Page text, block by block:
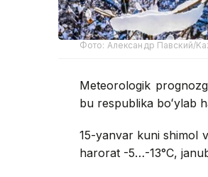
Фото: Александр Павский/
Meteorologik
bu respublika boʻylab
15-yanvar kuni shimol
harorat -5…-13°C,